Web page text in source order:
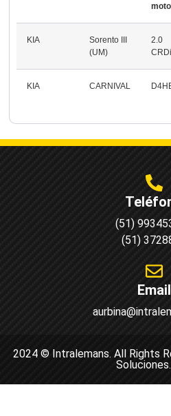
KIA
Sorento III
(UM)
2.0
CRDi
KIA CARNIVAL
(51)
(51)
Email
2024 © Intralemans. All Rights